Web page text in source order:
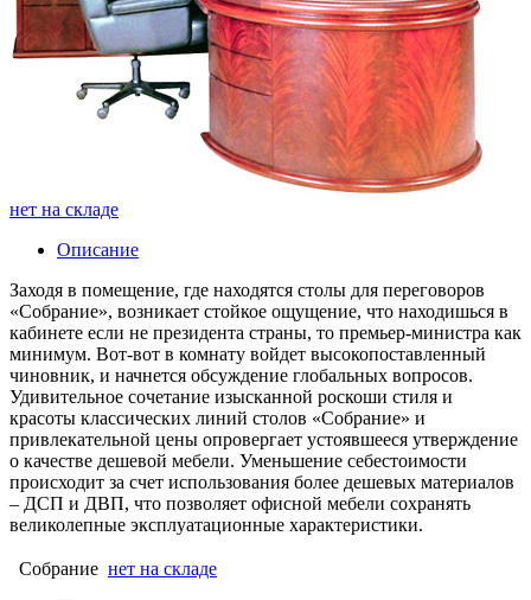
нет на складе
Описание
Заходя в помещение, где находятся столы для переговоров
«Собрание», возникает стойкое ощущение, что находишься в
кабинете если не президента страны, то премьер-министра как
минимум. Вот-вот в комнату войдет высокопоставленный
чиновник, и начнется обсуждение глобальных вопросов.
Удивительное сочетание изысканной роскоши стиля и
красоты классических линий столов «Собрание» и
привлекательной цены опровергает устоявшееся утверждение
о качестве дешевой мебели. Уменьшение себестоимости
происходит за счет использования более дешевых материалов
– ДСП и ДВП, что позволяет офисной мебели сохранять
великолепные эксплуатационные характеристики.
Собрание нет на складе